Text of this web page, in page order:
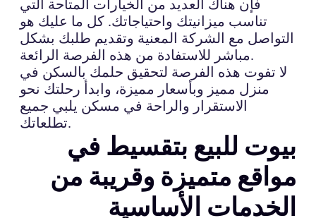
فإن هناك العديد من الخيارات المتاحة التي
تناسب ميزانيتك واحتياجاتك. كل ما عليك هو
التواصل مع الشركة المعنية وتقديم طلبك بشكل
مباشر للاستفادة من هذه الفرصة الرائعة.
لا تفوت هذه الفرصة لتحقيق حلمك بالسكن في
منزل مميز وبأسعار مميزة، وابدأ رحلتك نحو
الاستقرار والراحة في مسكن يلبي جميع
تطلعاتك.
بيوت للبيع بتقسيط في
مواقع متميزة وقريبة من
الخدمات الأساسية